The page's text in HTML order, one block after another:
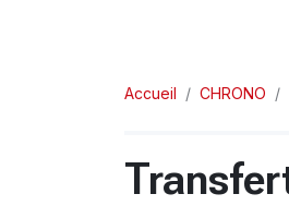
Accueil CHRONO